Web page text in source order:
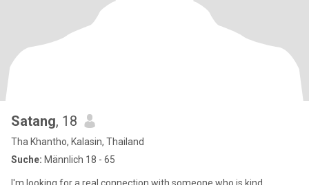
Satang, 18
Tha Khantho, Kalasin, Thailand
Suche: Männlich 18 - 65